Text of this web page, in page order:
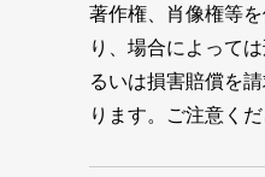
著作権、肖像権等
り、場合によって
るいは損害賠償を
ります。ご注意くだ